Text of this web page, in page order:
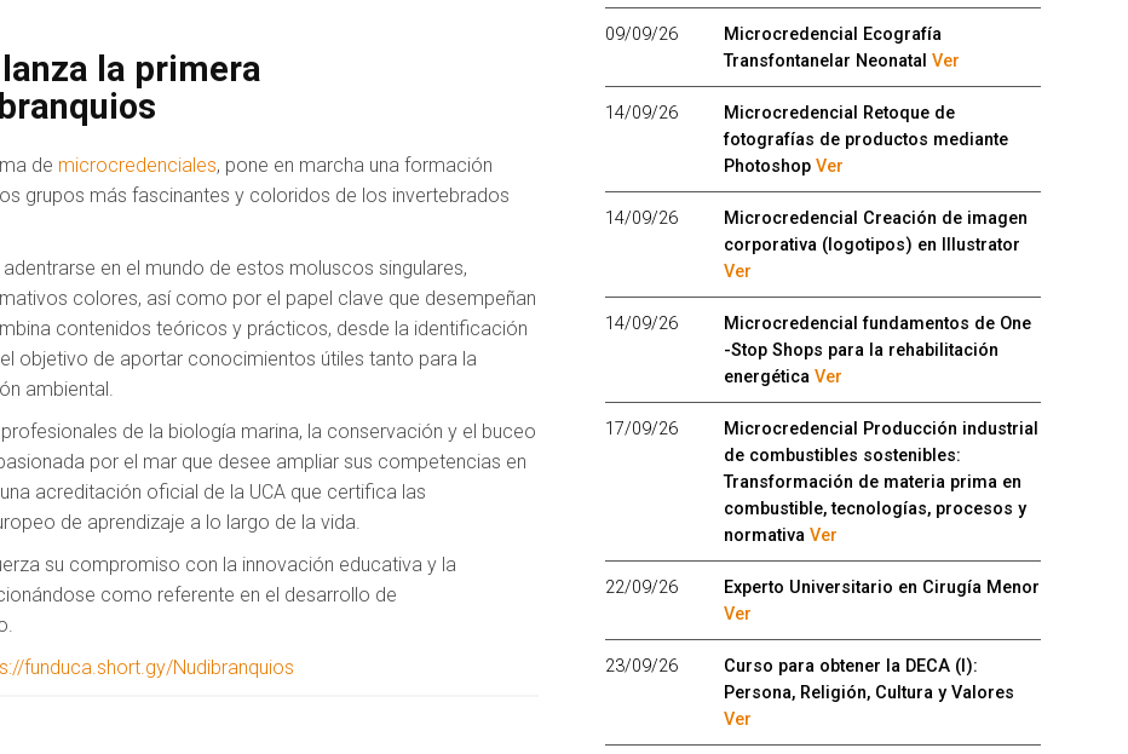
la primera
de microcredenciales, pone en marcha una formación
grupos más fascinantes y coloridos de los invertebrados
en el mundo de estos moluscos singulares,
colores, así como por el papel clave que desempeñan
contenidos teóricos y prácticos, desde la identificación
objetivo de aportar conocimientos útiles tanto para la
ambiental.
de la biología marina, la conservación y el buceo
por el mar que desee ampliar sus competencias en
acreditación oficial de la UCA que certifica las
de aprendizaje a lo largo de la vida.
su compromiso con la innovación educativa y la
como referente en el desarrollo de
funduca.short.gy/Nudibranquios
09/09/26
Microcredencial Ecografía
Transfontanelar Neonatal Ver
14/09/26
Microcredencial Retoque de
fotografías de productos mediante
Photoshop Ver
14/09/26
Microcredencial Creación de imagen
corporativa (logotipos) en Illustrator
Ver
14/09/26
Microcredencial fundamentos de One
-Stop Shops para la rehabilitación
energética Ver
17/09/26
Microcredencial Producción industrial
de combustibles sostenibles:
Transformación de materia prima en
combustible, tecnologías, procesos y
normativa Ver
22/09/26
Experto Universitario en Cirugía Menor
Ver
23/09/26
Curso para obtener la DECA (I):
Persona, Religión, Cultura y Valores
Ver